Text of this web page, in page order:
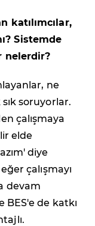
katılımcılar,
Sistemde
nelerdir?
ne
soruyorlar.
çalışmaya
elde
diye
çalışmayı
devam
de katkı